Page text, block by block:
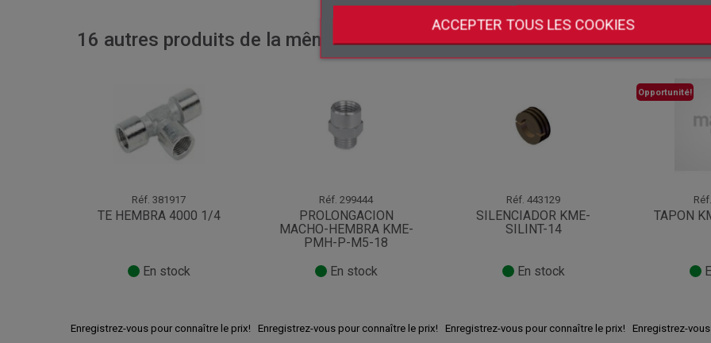
ACCEPTER TOUS LES COOKIES
16 autres produits de la même catégorie :
Réf. 381917
TE HEMBRA 4000 1/4
En stock
Enregistrez-vous pour connaître le prix!
Réf. 299444
PROLONGACION
MACHO-HEMBRA KME-
PMH-P-M5-18
En stock
Enregistrez-vous pour connaître le prix!
Réf. 443129
SILENCIADOR KME-
SILINT-14
En stock
Enregistrez-vous pour connaître le prix!
Opportunité!
Réf.
TAPON
Enregistrez-